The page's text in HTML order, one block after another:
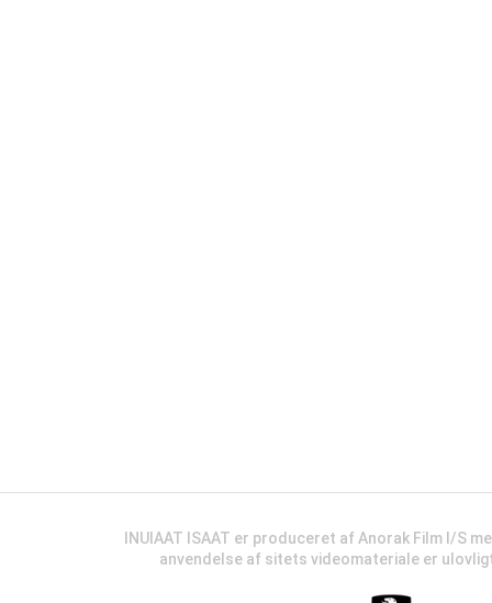
INUIAAT ISAAT er produceret af Anorak Film I/S
anvendelse af sitets videomateriale er